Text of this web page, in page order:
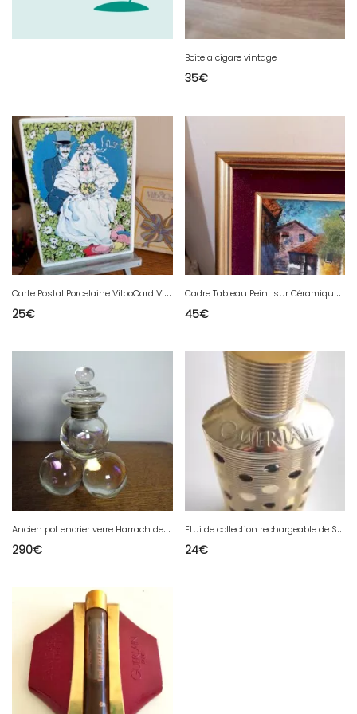
Boite a cigare vintage
35€
C
arte Postal Porcelaine VilboCard Villeroy & Boch Les Jeunes Mariés Bride Groom
25€
C
adre Tableau Peint sur Céramique par G. TARDIEU Lieu Ville de Biot Provence
45€
A
ncien pot encrier verre Harrach de Bohême irisé bulle de savon Manganese Glass
290€
E
tui de collection rechargeable de Shalimar de 50 ml de 1996 GUERLAIN
24€